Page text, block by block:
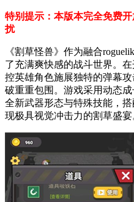
特别提示：本版本完全免费
扰
《割草怪兽》作为融合
了充满爽快感的战斗世界。
控英雄角色施展独特的弹幕
破重重包围。游戏采用动态
全新武器形态与特殊技能，
现极具视觉冲击力的割草盛宴